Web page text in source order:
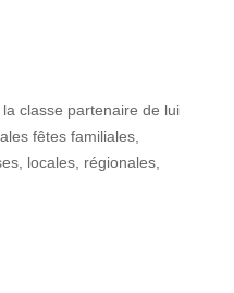
classe partenaire de lui
fêtes familiales,
locales, régionales,